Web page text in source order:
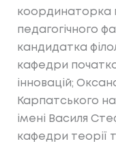
координаторка
педагогічного
кандидатка
кафедри
інновацій;
Карпатського
імені Василя
кафедри теорії